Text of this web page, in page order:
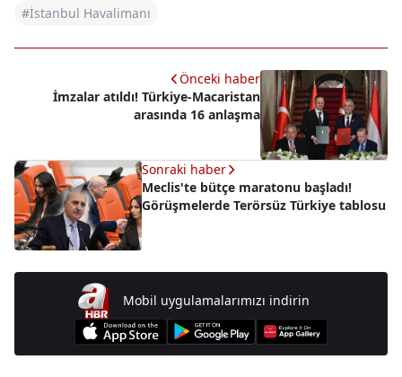
#İstanbul Havalimanı
Önceki haber
İmzalar atıldı! Türkiye-Macaristan
arasında 16 anlaşma
Sonraki haber
Meclis'te bütçe maratonu başladı!
Görüşmelerde Terörsüz Türkiye tablosu
Mobil uygulamalarımızı indirin